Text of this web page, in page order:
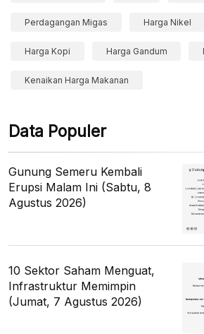
Perdagangan Migas Harga Nikel
Harga Kopi Harga Gandum
Kenaikan Harga Makanan
Data Populer
Gunung Semeru Kembali
Erupsi Malam Ini (Sabtu, 8
Agustus 2026)
10 Sektor Saham Menguat,
Infrastruktur Memimpin
(Jumat, 7 Agustus 2026)